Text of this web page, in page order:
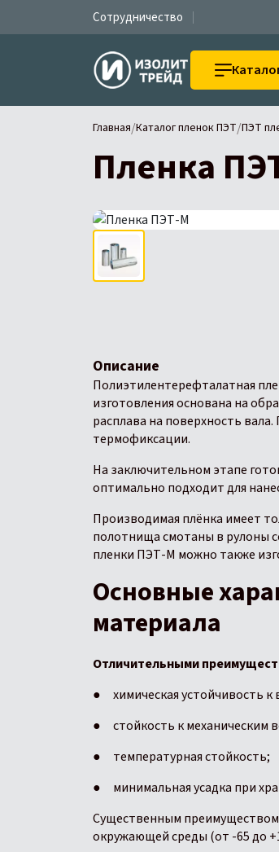
Сотрудничество
Главная/Каталог пленок ПЭТ/ПЭТ
Пленка
Описание
Полиэтилентерефталатная
изготовления основана на
расплава на поверхность
термофиксации.
На заключительном этапе
оптимально подходит для
Производимая плёнка имеет
полотнища смотаны в рулоны
пленки ПЭТ-М можно также
Основные
материала
Отличительными
● химическая устойчивость
● стойкость к механическим
● температурная стойкость;
● минимальная усадка при
Существенным
окружающей среды (от -65 до